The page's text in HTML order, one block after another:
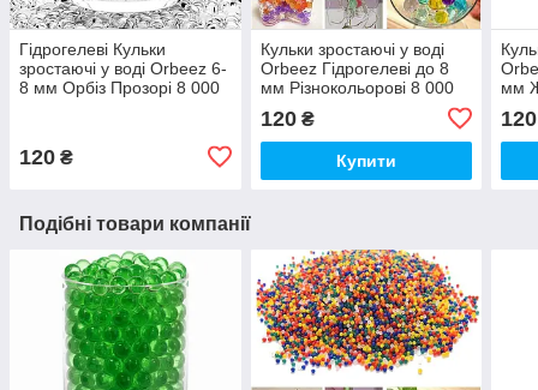
Гідрогелеві Кульки
зростаючі у воді Orbeez 6-
8 мм Орбіз Прозорі 8 000
120 ₴
Кульки зростаючі у воді
Orbeez Гідрогелеві до 8
мм Різнокольорові 8 000
120₴
Купити
мм
120
Подібні товари компанії